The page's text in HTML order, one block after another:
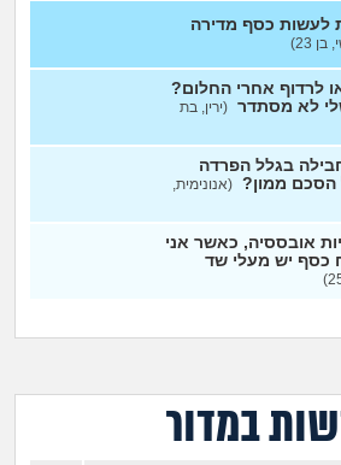
מהבקו"ם... ועד מתי?!
לימודים וסטודנטים
עבודה וקריירה
חברים ואנשים
מה שעובר עליי
שומרים על הגוף
לעשות כסף מדירה
23)
לרדוף אחרי החלום?
לא מסתדר (ירין, בת
בגלל הפרדה
ממון? (אנונימית,
אובססיה, כאשר אני
כסף יש מעלי שד
במדור